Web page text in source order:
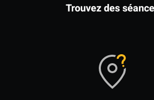
Trouvez des